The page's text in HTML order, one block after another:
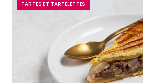
TARTES ET TARTELETTES